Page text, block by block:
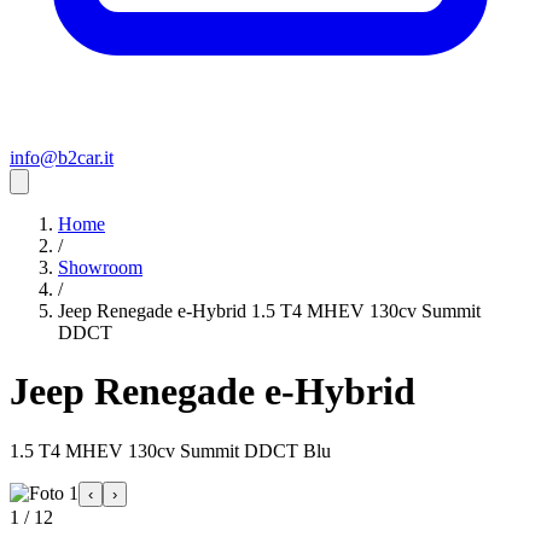
info@b2car.it
Home
/
Showroom
/
Jeep Renegade e-Hybrid 1.5 T4 MHEV 130cv Summit
DDCT
Jeep Renegade e-Hybrid
1.5 T4 MHEV 130cv Summit DDCT Blu
‹ ›
1 / 12